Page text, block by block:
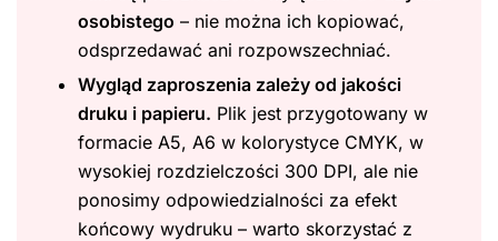
osobistego – nie można ich kopiować,
odsprzedawać ani rozpowszechniać.
Wygląd zaproszenia zależy od jakości
druku i papieru. Plik jest przygotowany w
formacie A5, A6 w kolorystyce CMYK, w
wysokiej rozdzielczości 300 DPI, ale nie
ponosimy odpowiedzialności za efekt
końcowy wydruku – warto skorzystać z